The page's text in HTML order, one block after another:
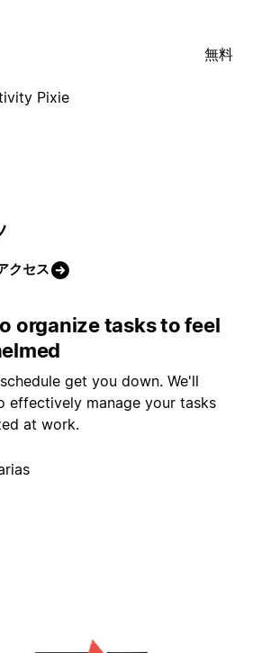
Pixie
無料
クセス
organize tasks to feel
get you down. We'll
effectively manage your tasks
at work.